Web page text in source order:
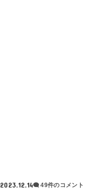
2023.12.14 49件のコメント